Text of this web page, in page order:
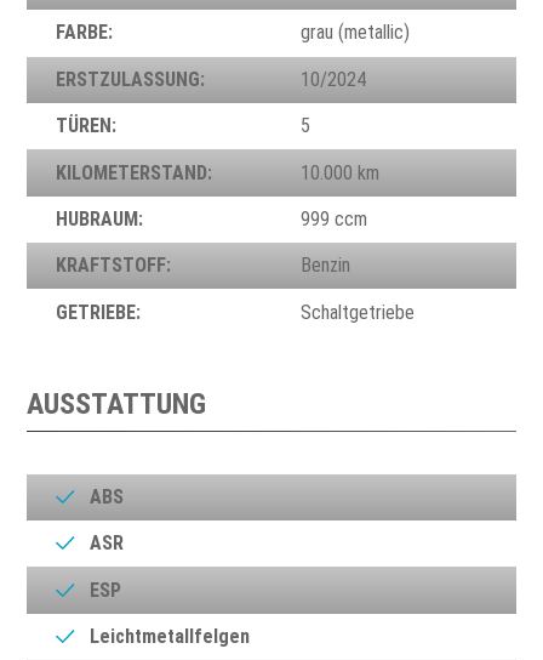
FARBE: grau (metallic)
ERSTZULASSUNG: 10/2024
TÜREN: 5
KILOMETERSTAND: 10.000 km
HUBRAUM: 999 ccm
KRAFTSTOFF: Benzin
GETRIEBE: Schaltgetriebe
AUSSTATTUNG
ABS
ASR
ESP
Leichtmetallfelgen